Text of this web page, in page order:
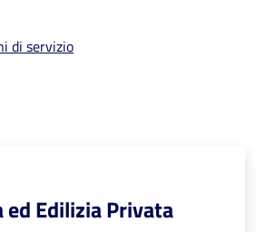
di servizio
Edilizia Privata